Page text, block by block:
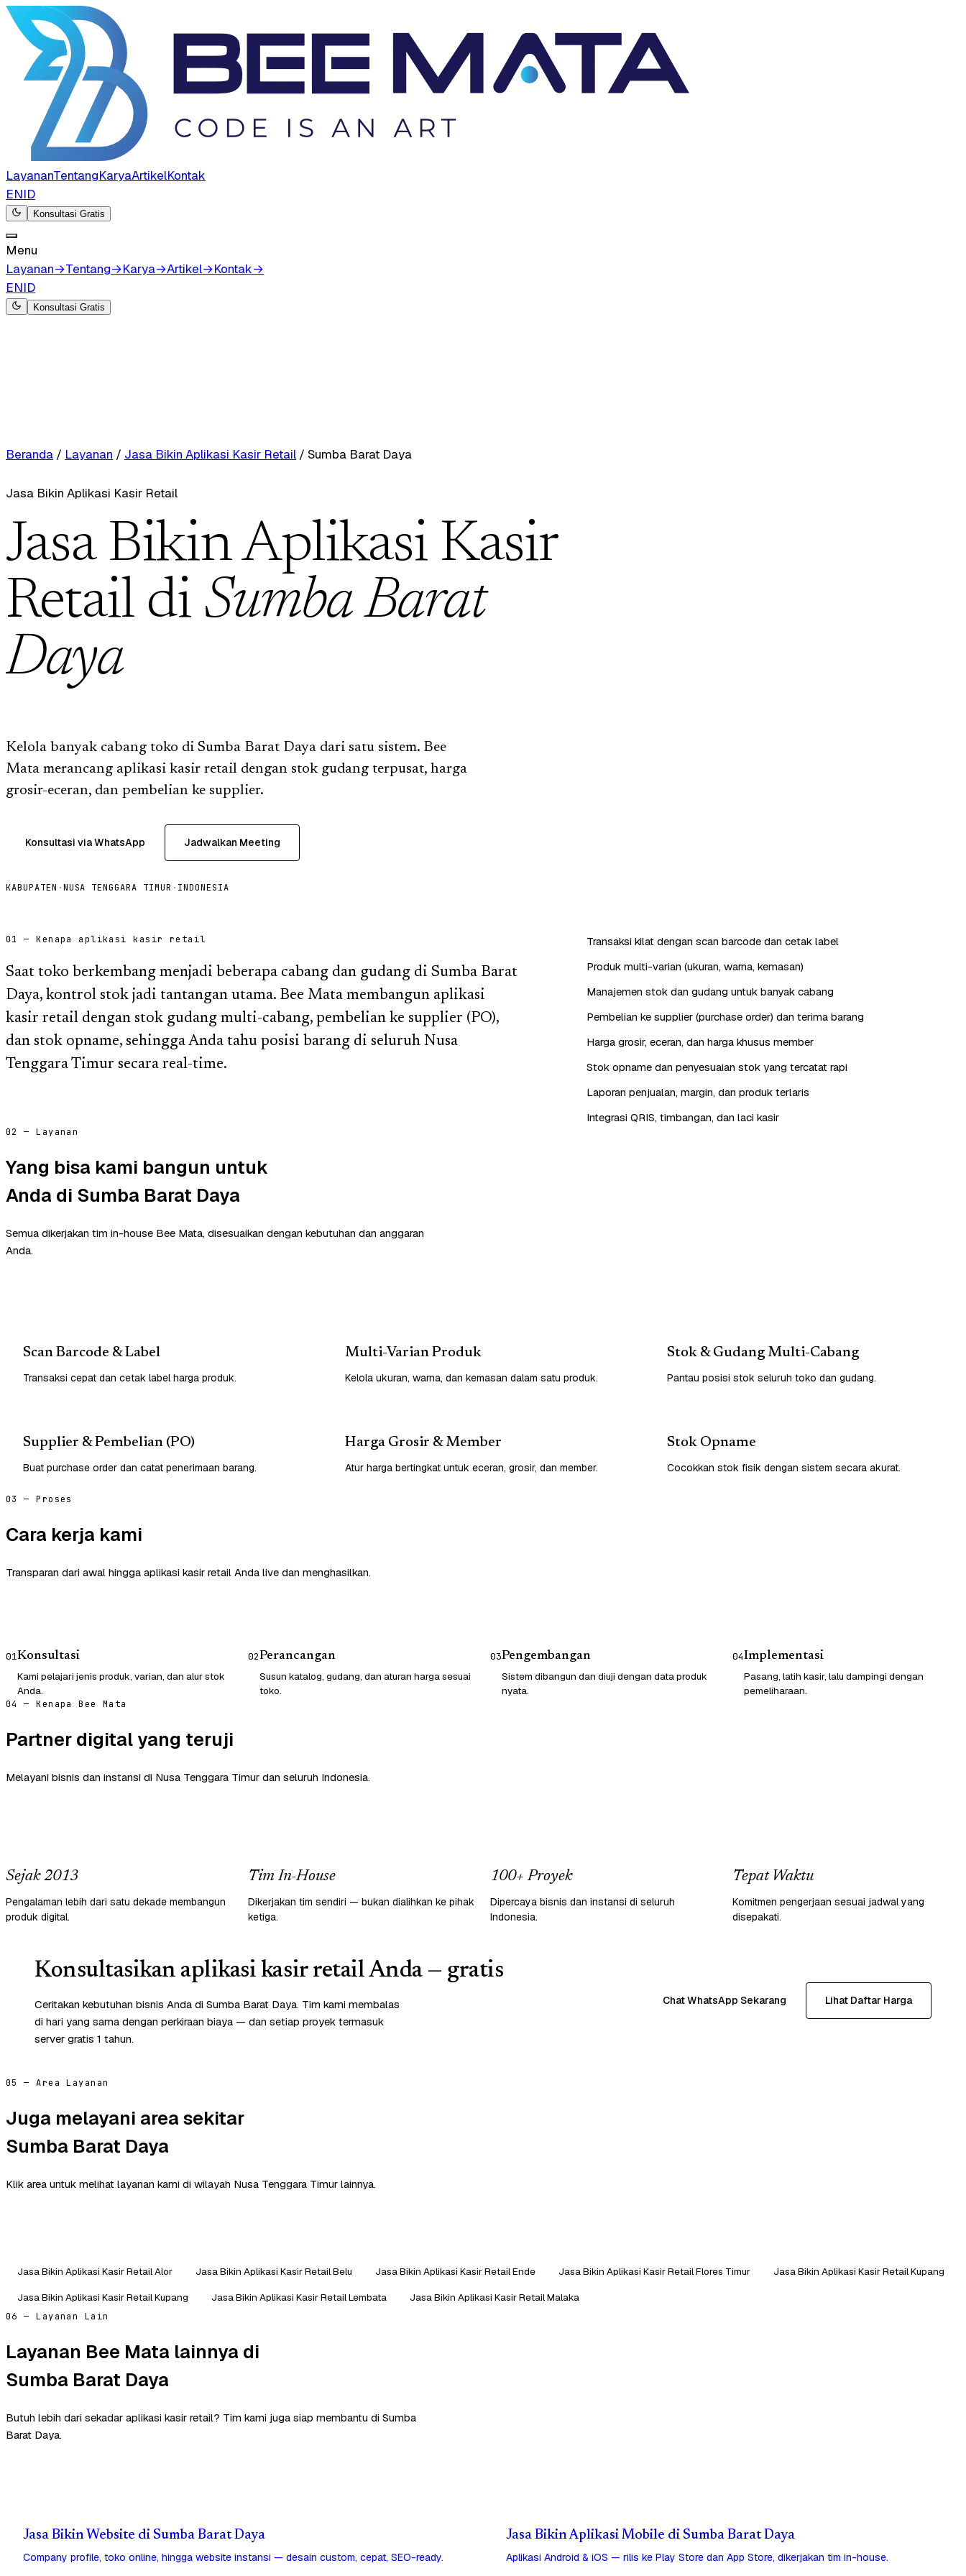
LayananTentangKaryaArtikelKontak
ENID
Konsultasi Gratis
Menu
Layanan→Tentang→Karya→Artikel→Kontak→
ENID
Konsultasi Gratis
Beranda / Layanan / Jasa Bikin Aplikasi Kasir Retail / Sumba Barat Daya
Jasa Bikin Aplikasi Kasir Retail
Jasa Bikin Aplikasi Kasir
Retail di Sumba Barat
Daya
Kelola banyak cabang toko di Sumba Barat Daya dari satu sistem. Bee
Mata merancang aplikasi kasir retail dengan stok gudang terpusat, harga
grosir-eceran, dan pembelian ke supplier.
Konsultasi via WhatsApp Jadwalkan Meeting
KABUPATEN ·NUSA TENGGARA TIMUR · INDONESIA
01 — Kenapa aplikasi kasir retail
Saat toko berkembang menjadi beberapa cabang dan gudang di Sumba Barat
Daya, kontrol stok jadi tantangan utama. Bee Mata membangun aplikasi
kasir retail dengan stok gudang multi-cabang, pembelian ke supplier (PO),
dan stok opname, sehingga Anda tahu posisi barang di seluruh Nusa
Tenggara Timur secara real-time.
Transaksi kilat dengan scan barcode dan cetak label
Produk multi-varian (ukuran, warna, kemasan)
Manajemen stok dan gudang untuk banyak cabang
Pembelian ke supplier (purchase order) dan terima barang
Harga grosir, eceran, dan harga khusus member
Stok opname dan penyesuaian stok yang tercatat rapi
Laporan penjualan, margin, dan produk terlaris
Integrasi QRIS, timbangan, dan laci kasir
02 — Layanan
Yang bisa kami bangun untuk
Anda di Sumba Barat Daya
Semua dikerjakan tim in-house Bee Mata, disesuaikan dengan kebutuhan dan anggaran
Anda.
Scan Barcode & Label
Transaksi cepat dan cetak label harga produk.
Multi-Varian Produk
Kelola ukuran, warna, dan kemasan dalam satu produk.
Stok & Gudang Multi-Cabang
Pantau posisi stok seluruh toko dan gudang.
Supplier & Pembelian (PO)
Buat purchase order dan catat penerimaan barang.
Harga Grosir & Member
Atur harga bertingkat untuk eceran, grosir, dan member.
Stok Opname
Cocokkan stok fisik dengan sistem secara akurat.
03 — Proses
Cara kerja kami
Transparan dari awal hingga aplikasi kasir retail Anda live dan menghasilkan.
01Konsultasi
Kami pelajari jenis produk, varian, dan alur stok
Anda.
02Perancangan
Susun katalog, gudang, dan aturan harga sesuai
toko.
03Pengembangan
Sistem dibangun dan diuji dengan data produk
nyata.
04Implementasi
Pasang, latih kasir, lalu dampingi dengan
pemeliharaan.
04 — Kenapa Bee Mata
Partner digital yang teruji
Melayani bisnis dan instansi di Nusa Tenggara Timur dan seluruh Indonesia.
Sejak 2013
Pengalaman lebih dari satu dekade membangun
produk digital.
Tim In-House
Dikerjakan tim sendiri — bukan dialihkan ke pihak
ketiga.
100+ Proyek
Dipercaya bisnis dan instansi di seluruh
Indonesia.
Tepat Waktu
Komitmen pengerjaan sesuai jadwal yang
disepakati.
Konsultasikan aplikasi kasir retail Anda — gratis
Ceritakan kebutuhan bisnis Anda di Sumba Barat Daya. Tim kami membalas
di hari yang sama dengan perkiraan biaya — dan setiap proyek termasuk
server gratis 1 tahun.
Chat WhatsApp Sekarang Lihat Daftar Harga
05 — Area Layanan
Juga melayani area sekitar
Sumba Barat Daya
Klik area untuk melihat layanan kami di wilayah Nusa Tenggara Timur lainnya.
Jasa Bikin Aplikasi Kasir Retail Alor Jasa Bikin Aplikasi Kasir Retail Belu Jasa Bikin Aplikasi Kasir Retail Ende Jasa Bikin Aplikasi Kasir Retail Flores Timur
Jasa Bikin Aplikasi Kasir Retail Kupang
Jasa Bikin Aplikasi Kasir Retail Kupang
Jasa Bikin Aplikasi Kasir Retail Lembata Jasa Bikin Aplikasi Kasir Retail Malaka
06 — Layanan Lain
Layanan Bee Mata lainnya di
Sumba Barat Daya
Butuh lebih dari sekadar aplikasi kasir retail? Tim kami juga siap membantu di Sumba
Barat Daya.
Jasa Bikin Website di Sumba Barat Daya
Company profile, toko online, hingga website instansi — desain custom, cepat, SEO-ready.
Jasa Bikin Aplikasi Mobile di Sumba Barat Daya
Aplikasi Android & iOS — rilis ke Play Store dan App Store, dikerjakan tim in-house.